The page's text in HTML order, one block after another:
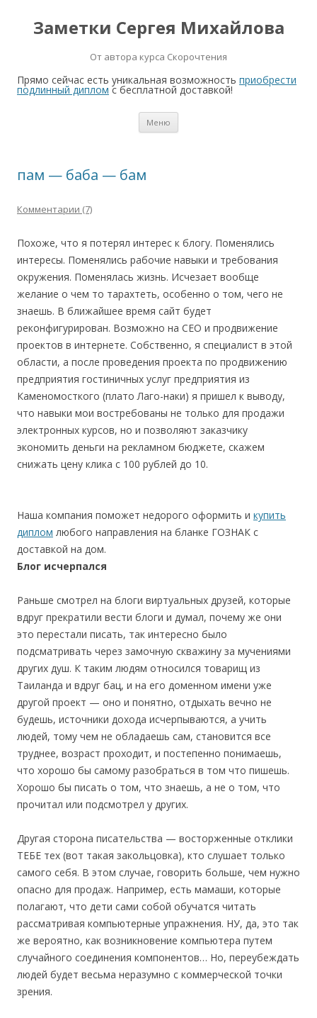
Заметки Сергея Михайлова
От автора курса Скорочтения
Прямо сейчас есть уникальная возможность приобрести
подлинный диплом с бесплатной доставкой!
Меню
пам — баба — бам
Комментарии (7)
Похоже, что я потерял интерес к блогу. Поменялись
интересы. Поменялись рабочие навыки и требования
окружения. Поменялась жизнь. Исчезает вообще
желание о чем то тарахтеть, особенно о том, чего не
знаешь. В ближайшее время сайт будет
реконфигурирован. Возможно на СЕО и продвижение
проектов в интернете. Собственно, я специалист в этой
области, а после проведения проекта по продвижению
предприятия гостиничных услуг предприятия из
Каменомосткого (плато Лаго-наки) я пришел к выводу,
что навыки мои востребованы не только для продажи
электронных курсов, но и позволяют заказчику
экономить деньги на рекламном бюджете, скажем
снижать цену клика с 100 рублей до 10.
Наша компания поможет недорого оформить и купить
диплом любого направления на бланке ГОЗНАК с
доставкой на дом.
Блог исчерпался
Раньше смотрел на блоги виртуальных друзей, которые
вдруг прекратили вести блоги и думал, почему же они
это перестали писать, так интересно было
подсматривать через замочную скважину за мучениями
других душ. К таким людям относился товарищ из
Таиланда и вдруг бац, и на его доменном имени уже
другой проект — оно и понятно, отдыхать вечно не
будешь, источники дохода исчерпываются, а учить
людей, тому чем не обладаешь сам, становится все
труднее, возраст проходит, и постепенно понимаешь,
что хорошо бы самому разобраться в том что пишешь.
Хорошо бы писать о том, что знаешь, а не о том, что
прочитал или подсмотрел у других.
Другая сторона писательства — восторженные отклики
ТЕБЕ тех (вот такая закольцовка), кто слушает только
самого себя. В этом случае, говорить больше, чем нужно
опасно для продаж. Например, есть мамаши, которые
полагают, что дети сами собой обучатся читать
рассматривая компьютерные упражнения. НУ, да, это так
же вероятно, как возникновение компьютера путем
случайного соединения компонентов… Но, переубеждать
людей будет весьма неразумно с коммерческой точки
зрения.